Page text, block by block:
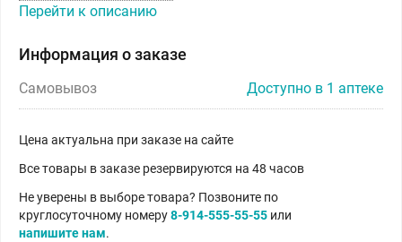
Перейти к описанию
Информация о заказе
Самовывоз Доступно в 1 аптеке
Цена актуальна при заказе на сайте
Все товары в заказе резервируются на 48 часов
Не уверены в выборе товара? Позвоните по
круглосуточному номеру8-914-555-55-55 или
напишите нам.